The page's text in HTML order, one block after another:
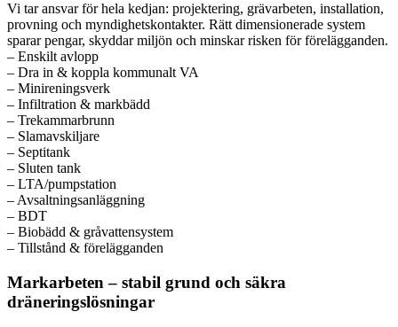
Vi tar ansvar för hela kedjan: projektering, grävarbeten, installation,
provning och myndighetskontakter. Rätt dimensionerade system
sparar pengar, skyddar miljön och minskar risken för förelägganden.
– Enskilt avlopp
– Dra in & koppla kommunalt VA
– Minireningsverk
– Infiltration & markbädd
– Trekammarbrunn
– Slamavskiljare
– Septitank
– Sluten tank
– LTA/pumpstation
– Avsaltningsanläggning
– BDT
– Biobädd & gråvattensystem
– Tillstånd & förelägganden
Markarbeten – stabil grund och säkra
dräneringslösningar